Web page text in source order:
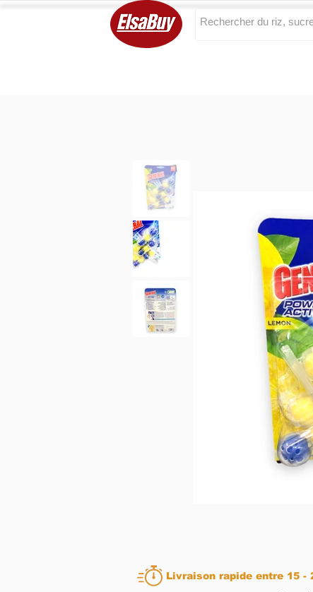
Livraison